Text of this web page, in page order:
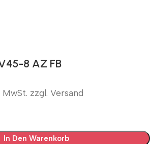
8 AZ FB
zzgl. Versand
In Den Warenkorb